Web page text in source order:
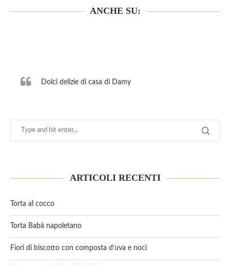
ANCHE SU:
Dolci delizie di casa di Damy
ARTICOLI RECENTI
Torta al cocco
Torta Babà napoletano
Fiori di biscotto con composta d’uva e noci